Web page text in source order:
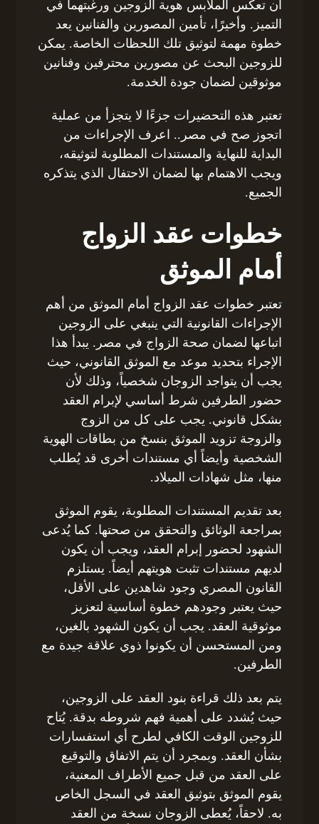
أن تعكس الملابس هوية الزوجين ورغبتهما في
التميز. وأخيرًا، تأمين المصورين والفنانين يعد
خطوة مهمة لتوثيق تلك اللحظات الخاصة. يمكن
للزوجين البحث عن مصورين محترفين وفنانين
موثوقين لضمان جودة الخدمة.
تعتبر هذه التحضيرات جزءًا لا يتجزأ من عملية
اتجوز صح في مصر.. اعرف الإجراءات من
البداية للنهاية والمستندات المطلوبة لتوثيقه،
ويجب الاهتمام بها لضمان الاحتفال الذي يتذكره
الجميع.
خطوات عقد الزواج
أمام الموثق
تعتبر خطوات عقد الزواج أمام الموثق من أهم
الإجراءات القانونية التي ينبغي على الزوجين
اتباعها لضمان صحة الزواج في مصر. يبدأ هذا
الإجراء بتحديد موعد مع الموثق القانوني، حيث
يجب أن يتواجد الزوجان شخصياً، وذلك لأن
حضور الطرفين شرط أساسي لإبرام العقد
بشكل قانوني. يجب على كل من الزوج
والزوجة تزويد الموثق بنسخ من بطاقات الهوية
الشخصية وأيضاً أي مستندات أخرى قد يُطلب
منها، مثل شهادات الميلاد.
بعد تقديم المستندات المطلوبة، يقوم الموثق
بمراجعة الوثائق والتحقق من صحتها. كما يُدعى
الشهود لحضور إبرام العقد، ويجب أن يكون
لديهم مستندات تثبت هويتهم أيضاً. يستلزم
القانون المصري وجود شاهدين على الأقل،
حيث يعتبر وجودهم خطوة أساسية لتعزيز
موثوقية العقد. يجب أن يكون الشهود بالغين،
ومن المستحسن أن يكونوا ذوي علاقة جيدة مع
الطرفين.
يتم بعد ذلك قراءة بنود العقد على الزوجين،
حيث يُشدد على أهمية فهم شروطه بدقة. يُتاح
للزوجين الوقت الكافي لطرح أي استفسارات
بشأن العقد. وبمجرد أن يتم الاتفاق والتوقيع
على العقد من قبل جميع الأطراف المعنية،
يقوم الموثق بتوثيق العقد في السجل الخاص
به. لاحقاً، يُعطى الزوجان نسخة من العقد